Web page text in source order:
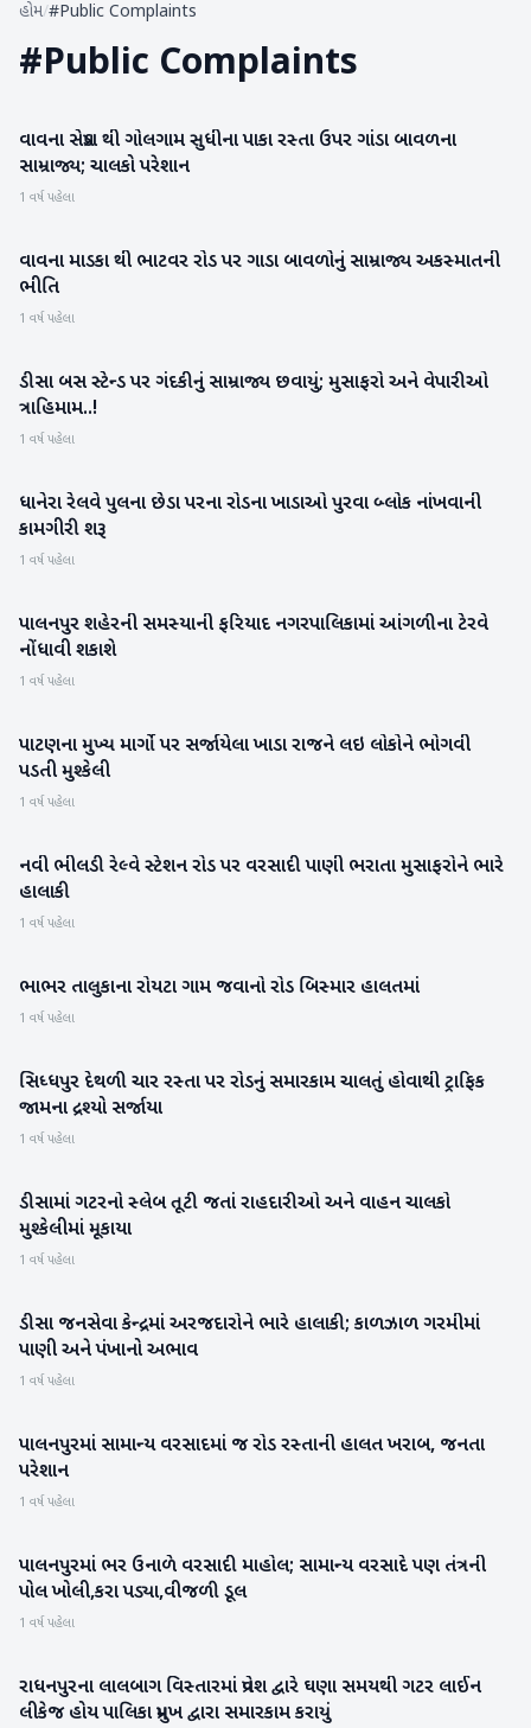
હોમ/#Public Complaints
#Public Complaints
બનાસકાંઠા
વાવના સપ્રેડા થી ગોલગામ સુધીના પાકા રસ્તા ઉપર ગાંડા બાવળના
સામ્રાજ્ય; ચાલકો પરેશાન
1 વર્ષ પહેલા
બનાસકાંઠા
વાવના માડકા થી ભાટવર રોડ પર ગાડા બાવળોનું સામ્રાજ્ય અકસ્માતની
ભીતિ
1 વર્ષ પહેલા
બનાસકાંઠા
ડીસા બસ સ્ટેન્ડ પર ગંદકીનું સામ્રાજ્ય છવાયું; મુસાફરો અને વેપારીઓ
ત્રાહિમામ..!
1 વર્ષ પહેલા
બનાસકાંઠા
ધાનેરા રેલવે પુલના છેડા પરના રોડના ખાડાઓ પુરવા બ્લોક નાંખવાની
કામગીરી શરૂ
1 વર્ષ પહેલા
બનાસકાંઠા
પાલનપુર શહેરની સમસ્યાની ફરિયાદ નગરપાલિકામાં આંગળીના ટેરવે
નોંધાવી શકાશે
1 વર્ષ પહેલા
પાટણ
પાટણના મુખ્ય માર્ગો પર સર્જાયેલા ખાડા રાજને લઇ લોકોને ભોગવી
પડતી મુશ્કેલી
1 વર્ષ પહેલા
બનાસકાંઠા
નવી ભીલડી રેલ્વે સ્ટેશન રોડ પર વરસાદી પાણી ભરાતા મુસાફરોને ભારે
હાલાકી
1 વર્ષ પહેલા
બનાસકાંઠા
ભાભર તાલુકાના રોયટા ગામ જવાનો રોડ બિસ્માર હાલતમાં
1 વર્ષ પહેલા
પાટણ
સિધ્ધપુર દેથળી ચાર રસ્તા પર રોડનું સમારકામ ચાલતું હોવાથી ટ્રાફિક
જામના દ્રશ્યો સર્જાયા
1 વર્ષ પહેલા
બનાસકાંઠા
ડીસામાં ગટરનો સ્લેબ તૂટી જતાં રાહદારીઓ અને વાહન ચાલકો
મુશ્કેલીમાં મૂકાયા
1 વર્ષ પહેલા
બનાસકાંઠા
ડીસા જનસેવા કેન્દ્રમાં અરજદારોને ભારે હાલાકી; કાળઝાળ ગરમીમાં
પાણી અને પંખાનો અભાવ
1 વર્ષ પહેલા
બનાસકાંઠા
પાલનપુરમાં સામાન્ય વરસાદમાં જ રોડ રસ્તાની હાલત ખરાબ, જનતા
પરેશાન
1 વર્ષ પહેલા
બનાસકાંઠા
પાલનપુરમાં ભર ઉનાળે વરસાદી માહોલ; સામાન્ય વરસાદે પણ તંત્રની
પોલ ખોલી,કરા પડ્યા,વીજળી ડૂલ
1 વર્ષ પહેલા
પાટણ
રાધનપુરના લાલબાગ વિસ્તારમાં પ્રવેશ દ્વારે ઘણા સમયથી ગટર લાઈન
લીકેજ હોય પાલિકા પ્રમુખ દ્વારા સમારકામ કરાયું